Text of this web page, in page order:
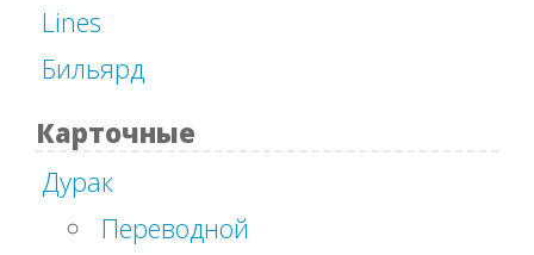
Lines
Бильярд
Карточные
Дурак
Переводной